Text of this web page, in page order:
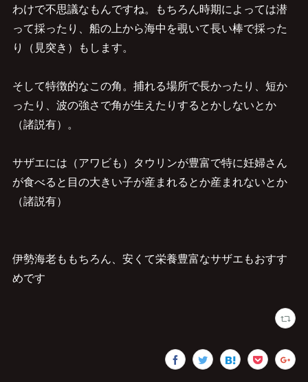
わけで不思議なもんですね。もちろん時期によっては潜
って採ったり、船の上から海中を覗いて長い棒で採った
り（見突き）もします。
そして特徴的なこの角。捕れる場所で長かったり、短か
ったり、波の強さで角が生えたりするとかしないとか
（諸説有）。
サザエには（アワビも）タウリンが豊富で特に妊婦さん
が食べると目の大きい子が産まれるとか産まれないとか
（諸説有）
伊勢海老ももちろん、安くて栄養豊富なサザエもおすす
めです